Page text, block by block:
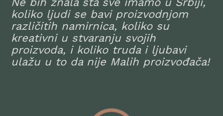
koliko ljudi se bavi proizvodnjom
različitih namirnica, koliko su
kreativni u stvaranju svojih
proizvoda, i koliko truda i ljubavi
ulažu u to da nije Malih proizvođača!